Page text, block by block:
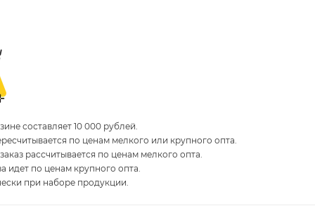
составляет 10 000 рублей.
по ценам мелкого или крупного опта.
рассчитывается по ценам мелкого опта.
идет по ценам крупного опта.
при наборе продукции.